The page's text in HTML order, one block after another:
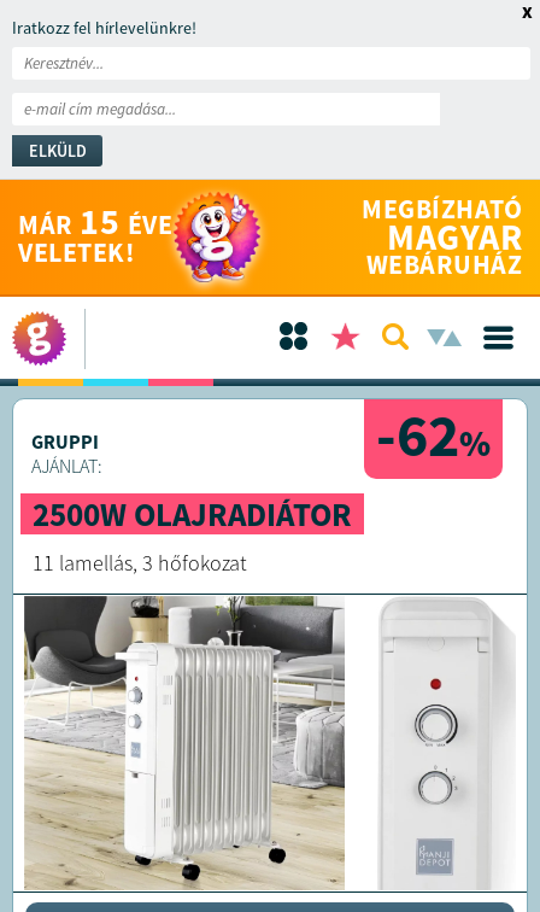
Iratkozz fel hírlevelünkre!
ELKÜLD
x
MÁR 15 ÉVE
VELETEK!
MEGBÍZHATÓ
MAGYAR
WEBÁRUHÁZ
-62%
GRUPPI
AJÁNLAT:
2500W OLAJRADIÁTOR
11 lamellás, 3 hőfokozat